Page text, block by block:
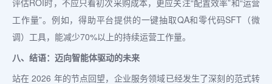
评估ROI时，不应只看初次采购成本，更应关注“配置效率”和“运营
工作量”。例如，得助平台提供的一键抽取QA和零代码SFT（微
调）工具，能减少70%以上的持续运营工作量。
八、结语：迈向智能体驱动的未来
站在 2026 年的节点回望，企业服务领域已经发生了深刻的范式转